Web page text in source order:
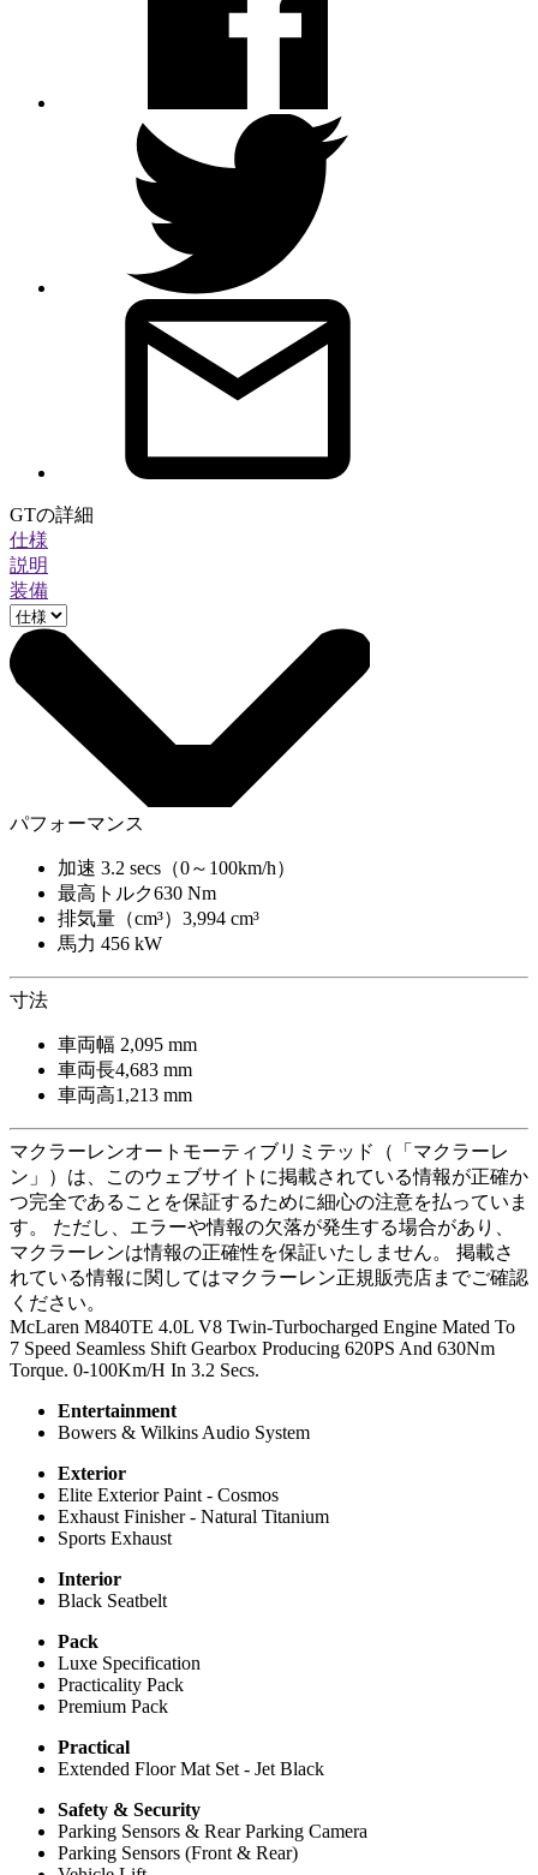
GTの詳細
仕様
説明
装備
パフォーマンス
加速 3.2 secs（0～100km/h）
最高トルク630 Nm
排気量（cm³） 3,994 cm³
馬力 456 kW
寸法
車両幅 2,095 mm
車両長4,683 mm
車両高1,213 mm
マクラーレンオートモーティブリミテッド（「マクラーレ
ン」）は、このウェブサイトに掲載されている情報が正確か
つ完全であることを保証するために細心の注意を払っていま
す。 ただし、エラーや情報の欠落が発生する場合があり、
マクラーレンは情報の正確性を保証いたしません。 掲載さ
れている情報に関してはマクラーレン正規販売店までご確認
ください。
McLaren M840TE 4.0L V8 Twin-Turbocharged Engine Mated To
7 Speed Seamless Shift Gearbox Producing 620PS And 630Nm
Torque. 0-100Km/H In 3.2 Secs.
Entertainment
Bowers & Wilkins Audio System
Exterior
Elite Exterior Paint - Cosmos
Exhaust Finisher - Natural Titanium
Sports Exhaust
Interior
Black Seatbelt
Pack
Luxe Specification
Practicality Pack
Premium Pack
Practical
Extended Floor Mat Set - Jet Black
Safety & Security
Parking Sensors & Rear Parking Camera
Parking Sensors (Front & Rear)